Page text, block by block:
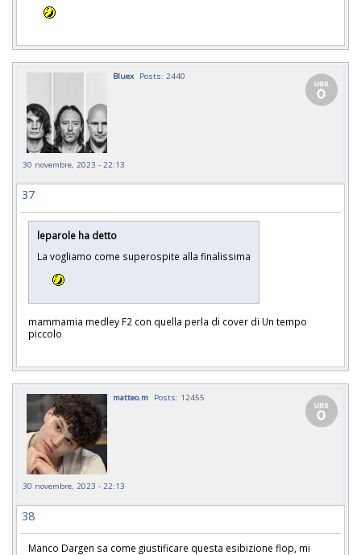
Bluex Posts: 2440
30 novembre, 2023 - 22:13
37
leparole ha detto
La vogliamo come superospite alla finalissima
mammamia medley F2 con quella perla di cover di Un tempo
piccolo
matteo.m Posts: 12455
30 novembre, 2023 - 22:13
38
Manco Dargen sa come giustificare questa esibizione flop, mi